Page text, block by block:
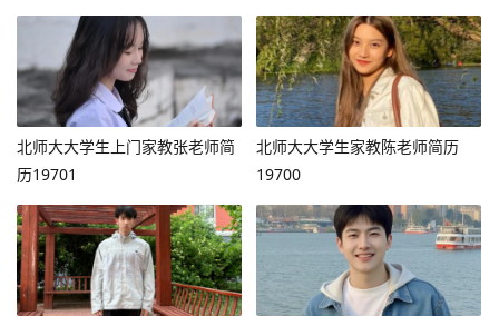
北师大大学生上门家教张老师简
历19701
北师大大学生家教陈老师简历
19700